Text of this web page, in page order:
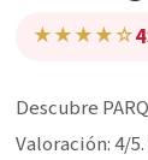
★★★★☆4
Descubre
Valoración: 4/